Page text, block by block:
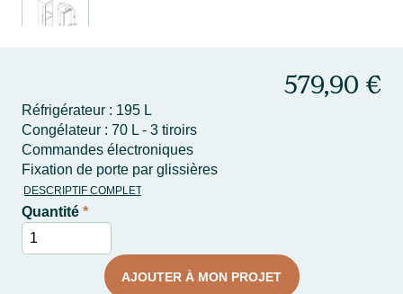
579,90 €
Réfrigérateur : 195 L
Congélateur : 70 L - 3 tiroirs
Commandes électroniques
Fixation de porte par glissières
DESCRIPTIF COMPLET
Quantité *
AJOUTER À MON PROJET